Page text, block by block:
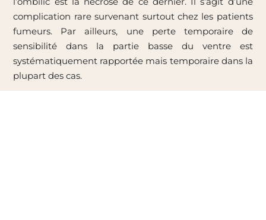
complication rare survenant surtout chez les patients
fumeurs. Par ailleurs, une perte temporaire de
sensibilité dans la partie basse du ventre est
systématiquement rapportée mais temporaire dans la
plupart des cas.